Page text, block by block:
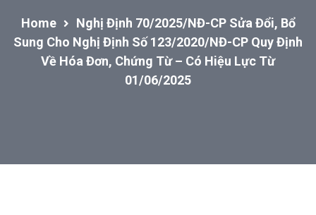
Home
Nghị Định 70/2025/NĐ-CP Sửa Đổi, Bổ
Sung Cho Nghị Định Số 123/2020/NĐ-CP Quy Định
Về Hóa Đơn, Chứng Từ – Có Hiệu Lực Từ
01/06/2025